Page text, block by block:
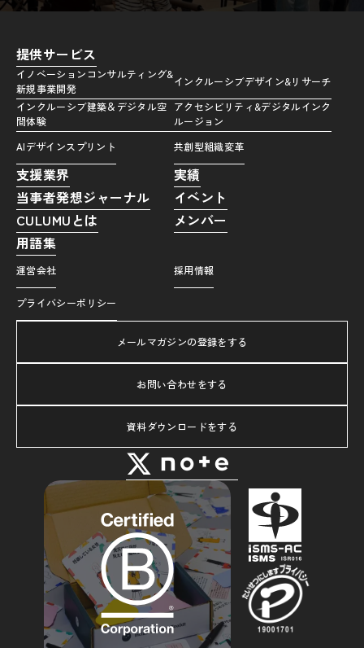
提供サービス
イノベーションコンサルティング&
新規事業開発
インクルーシブデザイン&リサーチ
インクルーシブ建築＆デジタル空
間体験
アクセシビリティ&デジタルインク
ルージョン
AIデザインスプリント
共創型組織変革
支援業界
実績
当事者発想ジャーナル
イベント
CULUMUとは
メンバー
用語集
運営会社 採用情報
プライバシーポリシー
メールマガジンの登録をする
お問い合わせをする
資料ダウンロードをする